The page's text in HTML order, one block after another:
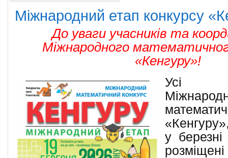
Міжнародний етап конкурсу
До уваги учасників та
Міжнародного
«Кенгуру»!
Усі
у